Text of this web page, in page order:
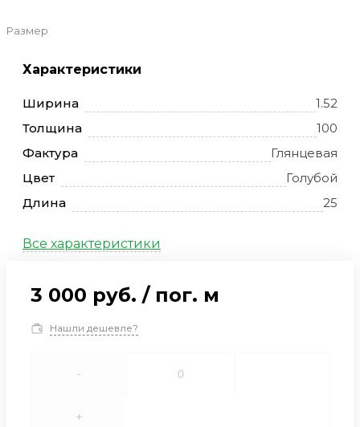
Размер
Характеристики
Ширина
1.52
Толщина
100
Фактура
Глянцевая
Цвет
Голубой
Длина
25
Все характеристики
3 000 руб. / пог. м
Нашли дешевле?
-
+